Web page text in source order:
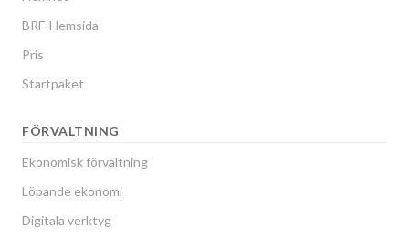
BRF-Hemsida
Pris
Startpaket
FÖRVALTNING
Ekonomisk förvaltning
Löpande ekonomi
Digitala verktyg